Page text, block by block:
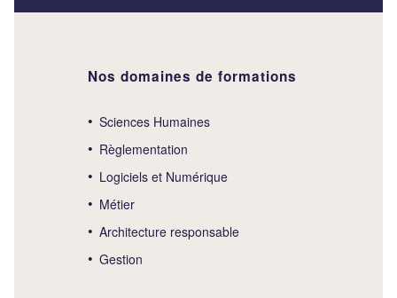
Nos domaines de formations
Sciences Humaines
Règlementation
Logiciels et Numérique
Métier
Architecture responsable
Gestion